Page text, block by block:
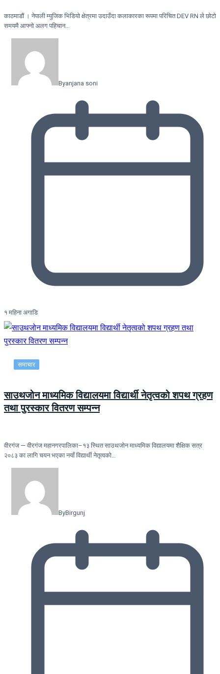
काठमाडौं । नेपाली म्युजिक भिडियो क्षेत्रमा उदाउँदा कलाकारका रूपमा परिचित DEV RN ले छोटो
समयमै आफ्नो अलग पहिचान…
Byanjana soni
१ महिना अगाडि
समाचार
साउथजोन माध्यमिक विद्यालयमा विद्यार्थी नेतृत्वको शपथ ग्रहण
तथा पुरस्कार वितरण सम्पन्न
वीरगंज — वीरगंज महानगरपालिका–१३ स्थित साउथजोन माध्यमिक विद्यालयमा शैक्षिक सत्र
२०८३ का लागि चयन भएका नयाँ विद्यार्थी नेतृत्वको…
ByBirgunj